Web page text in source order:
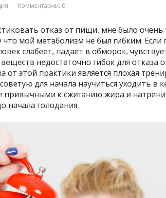
Комментарии: 0
отказ от пищи, мне было очень
мой метаболизм не был гибким. Если
слабеет, падает в обморок,
недостаточно гибок для отказа
от этой практики является плохая
для начала научиться уходить в
привычными к сжиганию жира и
начала голодания.